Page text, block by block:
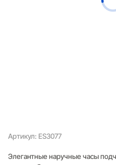
Артикул: ES3077
Элегантные наручные часы